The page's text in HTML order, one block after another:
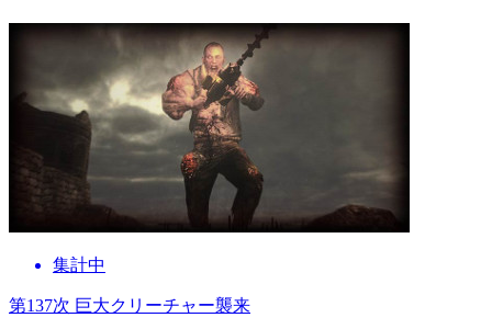
集計中
第137次 巨大クリーチャー襲来